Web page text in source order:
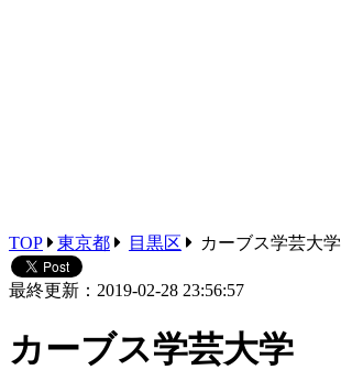
TOP 東京都 目黒区 カーブス学芸大学
最終更新：2019-02-28 23:56:57
カーブス学芸大学